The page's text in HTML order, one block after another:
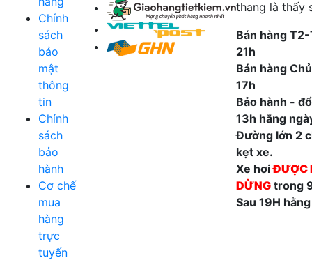
Chính
sách
bảo
mật
thông
tin
Chính
sách
bảo
hành
Cơ chế
mua
hàng
trực
tuyến
thang là thấy
Bán hàng
21h
Bán hàng
17h
Bảo hành -
13h hằng
Đường lớn 2
kẹt xe.
Xe hơiĐƯỢC
DỪNG trong
Sau 19H